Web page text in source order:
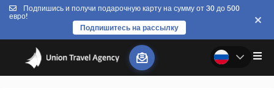
Подпишись и получи подарочную карту на сумму от 30 до 500
евро!
Подпишитесь на рассылку